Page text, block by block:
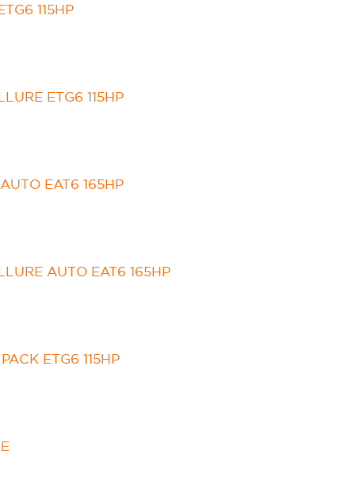
115HP
ETG6 115HP
EAT6 165HP
AUTO EAT6 165HP
ETG6 115HP